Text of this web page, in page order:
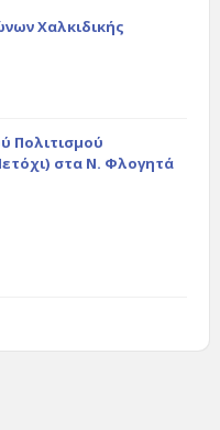
Χαλκιδικής
Πολιτισμού
στα Ν. Φλογητά